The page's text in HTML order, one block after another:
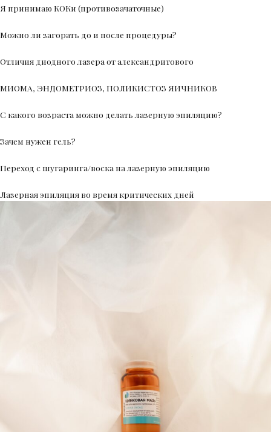
Я принимаю КОКи (противозачаточные)
Можно ли загорать до и после процедуры?
Отличия диодного лазера от александритового
МИОМА, ЭНДОМЕТРИОЗ, ПОЛИКИСТОЗ ЯИЧНИКОВ
С какого возраста можно делать лазерную эпиляцию?
Зачем нужен гель?
Переход с шугаринга/воска на лазерную эпиляцию
Лазерная эпиляция во время критических дней